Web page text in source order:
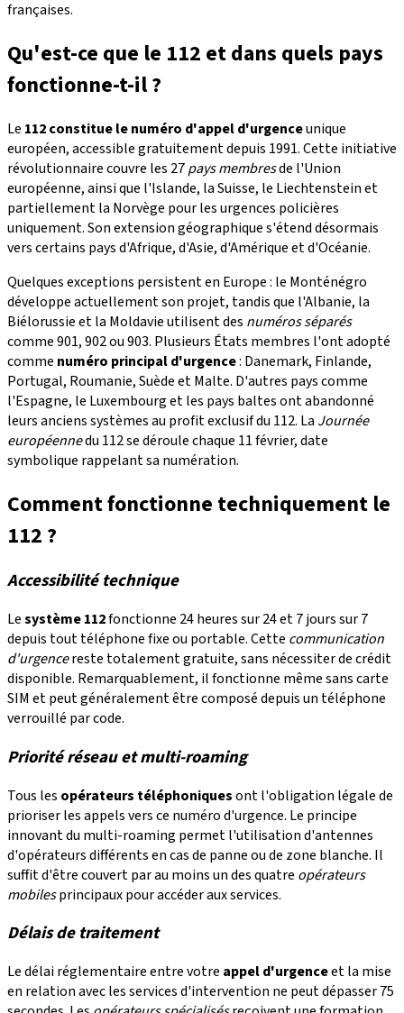
françaises.
Qu'est-ce que le 112 et dans quels pays
fonctionne-t-il ?
Le 112 constitue le numéro d'appel d'urgenceunique
européen, accessible gratuitement depuis 1991. Cette initiative
révolutionnaire couvre les 27pays membresde l'Union
européenne, ainsi que l'Islande, la Suisse, le Liechtenstein et
partiellement la Norvège pour les urgences policières
uniquement. Son extension géographique s'étend désormais
vers certains pays d'Afrique, d'Asie, d'Amérique et d'Océanie.
Quelques exceptions persistent en Europe : le Monténégro
développe actuellement son projet, tandis que l'Albanie, la
Biélorussie et la Moldavie utilisent des numéros séparés
comme 901, 902 ou 903. Plusieurs États membres l'ont adopté
comme numéro principal d'urgence: Danemark, Finlande,
Portugal, Roumanie, Suède et Malte. D'autres pays comme
l'Espagne, le Luxembourg et les pays baltes ont abandonné
leurs anciens systèmes au profit exclusif du 112. La Journée
européennedu 112 se déroule chaque 11 février, date
symbolique rappelant sa numération.
Comment fonctionne techniquement le
112 ?
Accessibilité technique
Lesystème 112fonctionne 24 heures sur 24 et 7 jours sur 7
depuis tout téléphone fixe ou portable. Cette communication
d'urgencereste totalement gratuite, sans nécessiter de crédit
disponible. Remarquablement, il fonctionne même sans carte
SIM et peut généralement être composé depuis un téléphone
verrouillé par code.
Priorité réseau et multi-roaming
Tous les opérateurs téléphoniquesont l'obligation légale de
prioriser les appels vers ce numéro d'urgence. Le principe
innovant du multi-roaming permet l'utilisation d'antennes
d'opérateurs différents en cas de panne ou de zone blanche. Il
suffit d'être couvert par au moins un des quatre opérateurs
mobilesprincipaux pour accéder aux services.
Délais de traitement
Le délai réglementaire entre votre appel d'urgenceet la mise
en relation avec les services d'intervention ne peut dépasser 75